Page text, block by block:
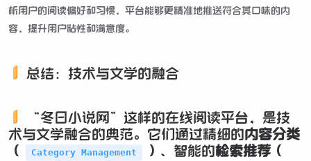
析用户的阅读偏好和习惯，平台能够更精准地推送符合其口味的内
容，提升用户粘性和满意度。
总结：技术与文学的融合
“冬日小说网”这样的在线阅读平台，是技
术与文学融合的典范。它们通过精细的内容分类
（
Category Management ） 、智能的检索推荐（